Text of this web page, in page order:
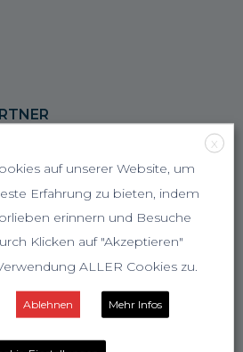
X
auf unserer Website, um
Erfahrung zu bieten, indem
erinnern und Besuche
Klicken auf "Akzeptieren"
ALLER Cookies zu.
Ablehnen Mehr Infos